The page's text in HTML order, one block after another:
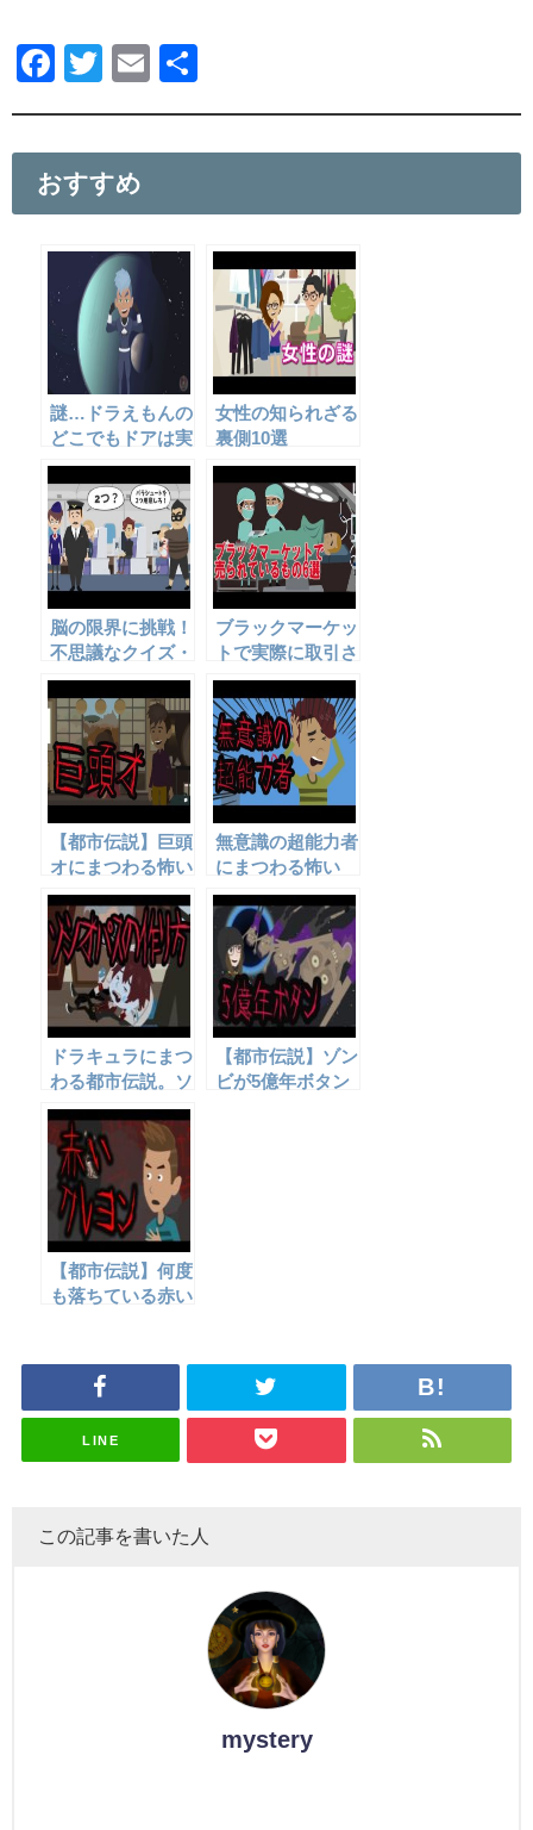
F
e
b
o
o
k
T
er
E
おすすめ
謎…ドラえもんの
どこでもドアは実
現するのか！？
女性の知られざる
裏側10選
脳の限界に挑戦！
不思議なクイズ・
なぞなぞ6問
ブラックマーケッ
トで実際に取引さ
れている物6選
【都市伝説】巨頭
オにまつわる怖い
話
無意識の超能力者
にまつわる怖い
話。
ドラキュラにまつ
わる都市伝説。ソ
シオパスを作るに
は？
【都市伝説】ゾン
ビが5億年ボタン
【都市伝説】何度
も落ちている赤い
LINE
この記事を書いた人
mystery